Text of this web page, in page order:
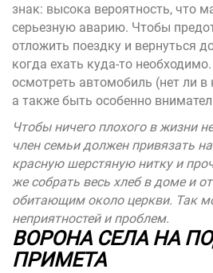
знак: высока вероятность, что
серьезную аварию. Чтобы
отложить поездку и вернуться
когда ехать куда-то
осмотреть автомобиль (нет ли в
а также быть особенно
Чтобы ничего плохого в жизни
член семьи должен привязать
красную шерстяную нитку и
же собрать весь хлеб в доме и
обитающим около церкви. Так
неприятностей и проблем.
ВОРОНА СЕЛА НА
ПРИМЕТА